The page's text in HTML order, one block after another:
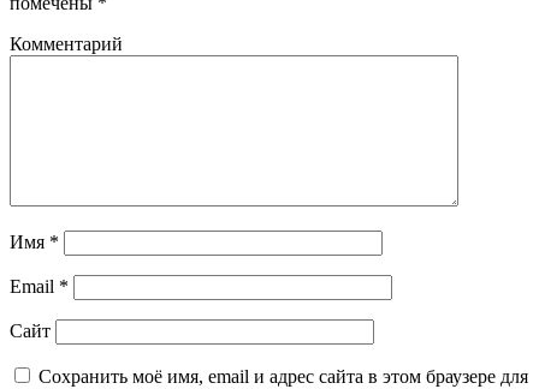
Комментарий
Имя *
Email *
Сайт
Сохранить моё имя, email и адрес сайта в этом браузере для